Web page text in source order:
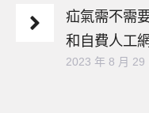
疝氣需不需
和自費人工
2023 年 8 月 29